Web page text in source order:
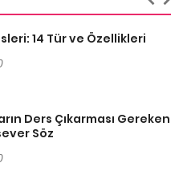
14 Tür ve Özellikleri
Ders Çıkarması Gereken
Söz